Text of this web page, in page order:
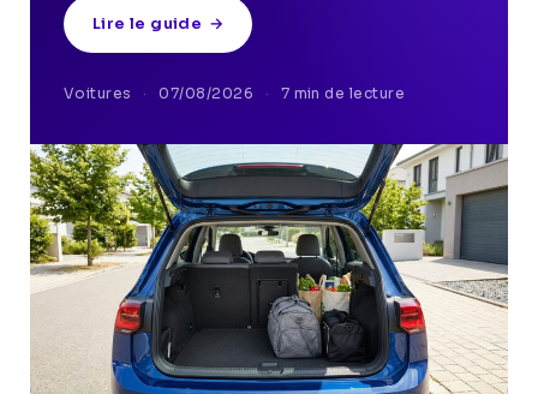
Lire le guide →
Voitures · 07/08/2026 · 7 min de lecture